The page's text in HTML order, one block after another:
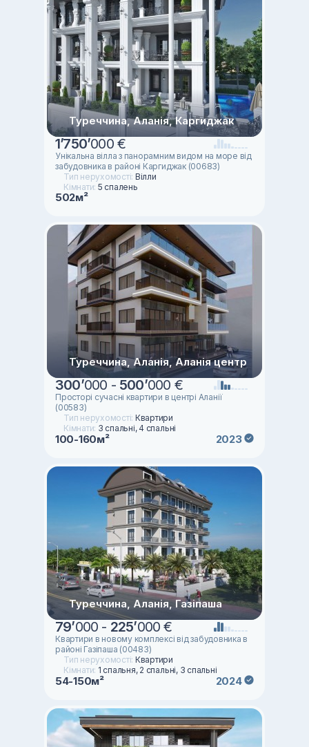
Туреччина, Аланія, Каргиджак
1’750’000 €
Унікальна вілла з панорамним видом на море від
забудовника в районі Каргиджак (00683)
Тип нерухомості: Вілли
Кімнати: 5 спалень
502м²
Туреччина, Аланія, Аланія центр
300’000 - 500’000 €
Просторі сучасні квартири в центрі Аланії
(00583)
Тип нерухомості: Квартири
Кімнати: 3 спальні, 4 спальні
100-160м² 2023
Туреччина, Аланія, Газіпаша
79’000 - 225’000 €
Квартири в новому комплексі від забудовника в
районі Газіпаша (00483)
Тип нерухомості: Квартири
Кімнати: 1 спальня, 2 спальні, 3 спальні
54-150м² 2024